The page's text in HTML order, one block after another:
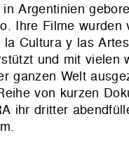
Argentinien
Ihre Filme wurden
Cultura y las
und mit vielen
ganzen Welt
von kurzen
ihr dritter